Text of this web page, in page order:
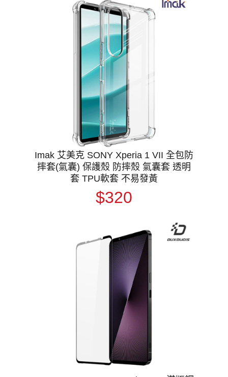
Imak 艾美克 SONY Xperia 1 VII 全包防
摔套(氣囊) 保護殼 防摔殼 氣囊套 透明
套 TPU軟套 不易發黃
$320